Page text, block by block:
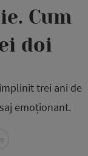
Cum
doi
trei ani de
emoționant.